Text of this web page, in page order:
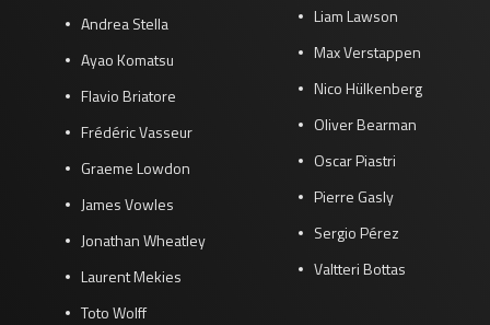
Andrea Stella
Ayao Komatsu
Flavio Briatore
Frédéric Vasseur
Graeme Lowdon
James Vowles
Jonathan Wheatley
Laurent Mekies
Toto Wolff
Liam Lawson
Max Verstappen
Nico Hülkenberg
Oliver Bearman
Oscar Piastri
Pierre Gasly
Sergio Pérez
Valtteri Bottas